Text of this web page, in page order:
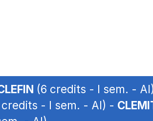
(6 credits - I sem. -
credits - I sem. - AI) -